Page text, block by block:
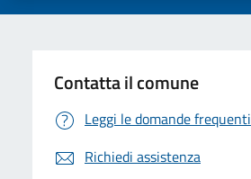
Contatta il comune
Leggi le domande frequenti
Richiedi assistenza